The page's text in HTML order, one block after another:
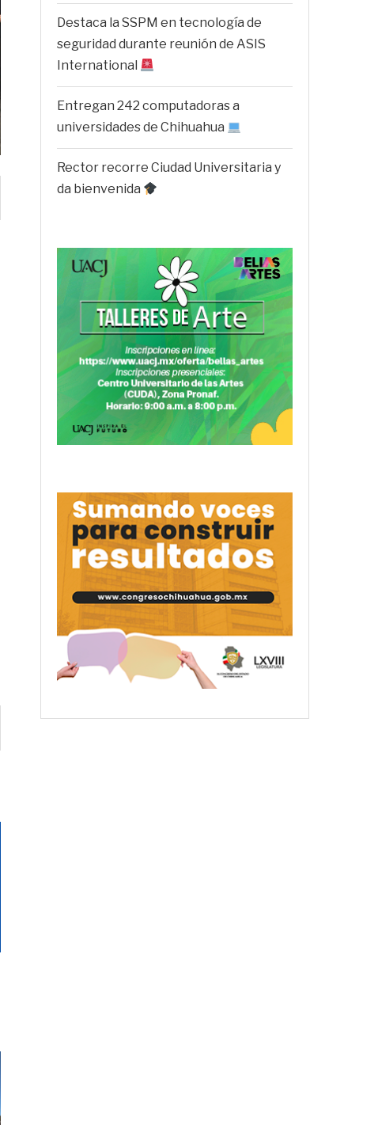
Destaca la SSPM en tecnología de
seguridad durante reunión de ASIS
International
Entregan 242 computadoras a
universidades de Chihuahua
Rector recorre Ciudad Universitaria y
da bienvenida